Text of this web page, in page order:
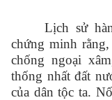
Lịch sử
chứng minh
chống ngoại
thống nhất đất
của dân tộc ta.